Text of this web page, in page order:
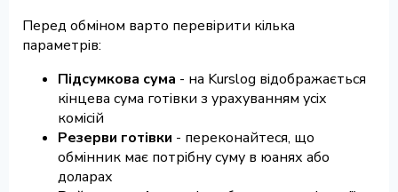
Перед обміном варто перевірити кілька
параметрів:
Підсумкова сума - на Kurslog відображається
кінцева сума готівки з урахуванням усіх
комісій
Резерви готівки - переконайтеся, що
обмінник має потрібну суму в юанях або
доларах